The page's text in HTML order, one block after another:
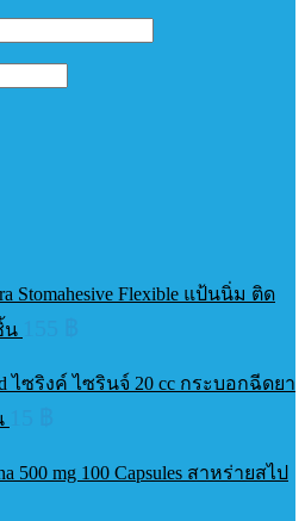
Stomahesive Flexible แป้นนิ่ม ติด
น
ไซริงค์ ไซรินจ์ 20 cc กระบอกฉีดยา
500 mg 100 Capsules สาหร่ายสไป